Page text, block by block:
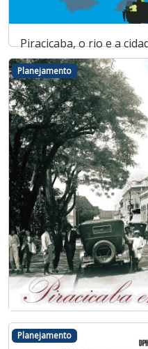
Piracicaba, o rio e a
Piracicaba em traços e
Planejamento
Planejamento